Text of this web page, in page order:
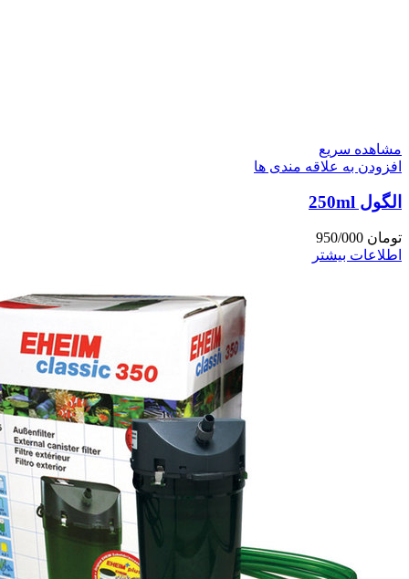
مشاهده سریع
افزودن به علاقه مندی ها
الگول 250ml
تومان
اطلاعات بیشتر